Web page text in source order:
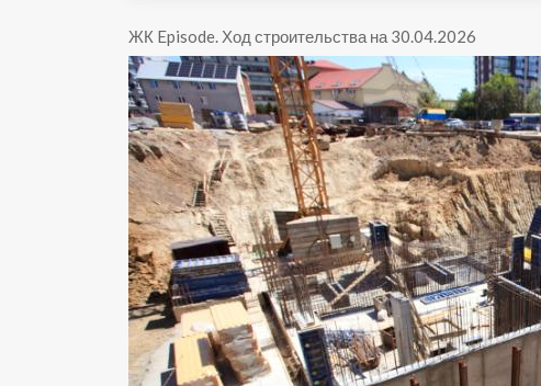
ЖК Episode. Ход строительства на 30.04.2026